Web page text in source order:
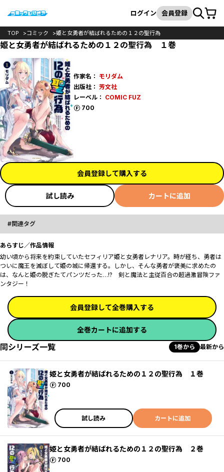
検索
ログイン 会員登録カート
TOP コミック 姫と女勇者が結ばれるための１２の聖行為
姫と女勇者が結ばれるための１２の聖行為 １巻
作家名： モリダム
出版社： 芳文社
レーベル： COMIC FUZ
700
ポイント
会員登録して購入する
試し読み カートに追加
関連タグ
あらすじ／作品情報
幼い頃から将来を約束していたセフィリア姫と女勇者レナリア。時が経ち、勇者は
ついに魔王を滅ぼして姫の城に帰還する。しかし、そんな勇者が褒美に求めたの
は、なんと姫の脱ぎたてパンツだった…!? 剣と魔法と主従百合の超過激冒険ファ
ンタジー！
会員登録して全巻購入する
全巻カートに追加する
同シリーズ一覧 1巻から 最新から
姫と女勇者が結ばれるための１２の聖行為 １巻
700
ポイント
試し読み カートに追加
姫と女勇者が結ばれるための１２の聖行為 ２巻
700
ポイント